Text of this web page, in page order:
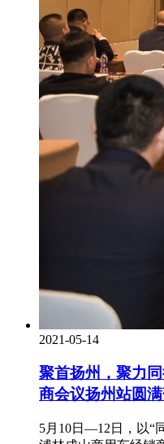
2021-05-14
聚首扬州，聚力
商会议扬州站圆
5月10日—12日，以“